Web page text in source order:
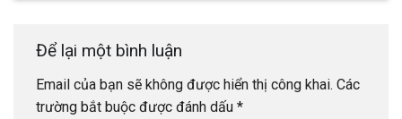
Để lại một bình luận
Email của bạn sẽ không được hiển thị công khai. Các
trường bắt buộc được đánh dấu *